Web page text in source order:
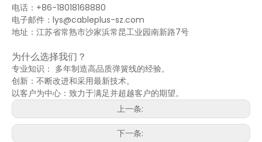
电话：+86-18018168880
电子邮件：lys@cableplus-sz.com
地址：江苏省常熟市沙家浜常昆工业园南新路7号
为什么选择我们？
专业知识： 多年制造高品质弹簧线的经验。
创新：不断改进和采用最新技术。
以客户为中心：致力于满足并超越客户的期望。
上一条:
下一条: